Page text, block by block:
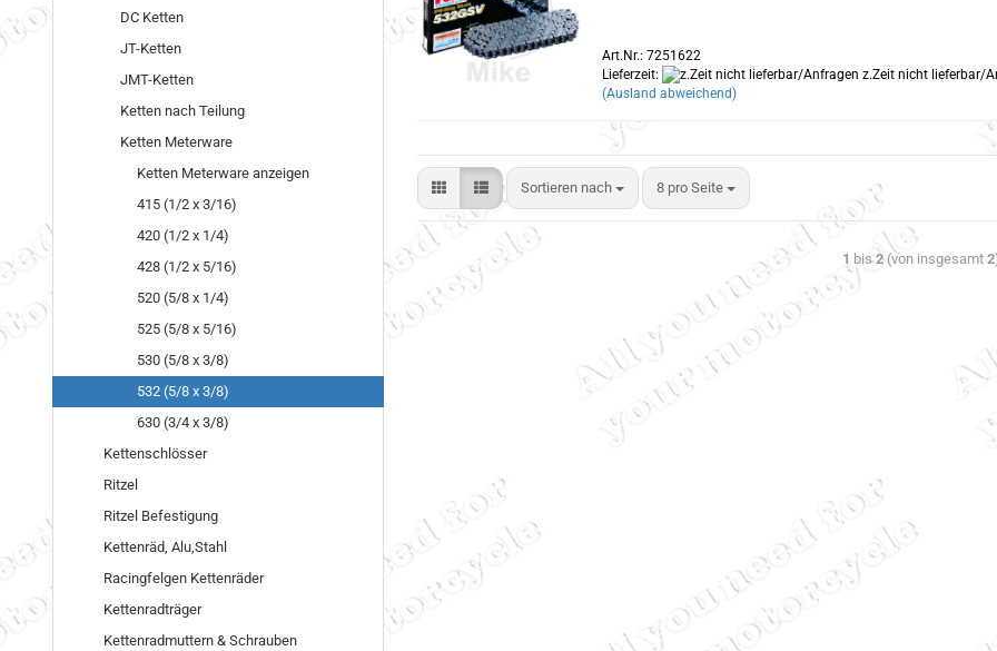
Art.Nr.: 7251622
Lieferzeit:
z.Zeit nicht lieferbar/
(Ausland abweichend)
Sortieren nach 8 pro Seite
1 bis2(von insgesamt2
DC Ketten
JT-Ketten
JMT-Ketten
Ketten nach Teilung
Ketten Meterware
Ketten Meterware anzeigen
415 (1/2 x 3/16)
420 (1/2 x 1/4)
428 (1/2 x 5/16)
520 (5/8 x 1/4)
525 (5/8 x 5/16)
530 (5/8 x 3/8)
532 (5/8 x 3/8)
630 (3/4 x 3/8)
Kettenschlösser
Ritzel
Ritzel Befestigung
Kettenräd, Alu,Stahl
Racingfelgen Kettenräder
Kettenradträger
Kettenradmuttern & Schrauben